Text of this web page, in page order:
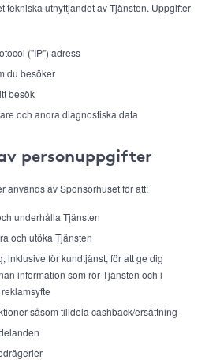
tekniska utnyttjandet av Tjänsten. Uppgifter
("IP") adress
du besöker
besök
och andra diagnostiska data
personuppgifter
används av Sponsorhuset för att:
underhålla Tjänsten
och utöka Tjänsten
inklusive för kundtjänst, för att ge dig
information som rör Tjänsten och i
såsom tilldela cashback/ersättning